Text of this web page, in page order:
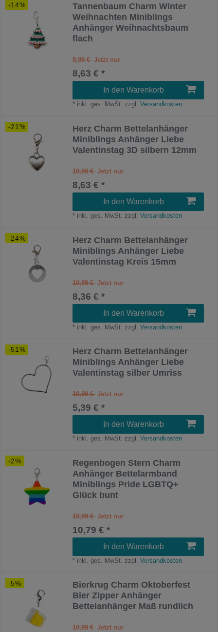
-14%
Tannenbaum Charm Winter
Weihnachten Miniblings
Anhänger Weihnachtsbaum
flach
9,99 €
8,63 € *
In den Warenkorb
* inkl. ges. MwSt. zzgl. Versandkosten
-21%
Herz Charm Bettelanhänger
Miniblings Anhänger Liebe
Valentinstag 3D silbern 12mm
10,99 €
8,63 € *
In den Warenkorb
* inkl. ges. MwSt. zzgl. Versandkosten
-24%
Herz Charm Bettelanhänger
Miniblings Anhänger Liebe
Valentinstag Kreis 15mm
10,99 €
8,36 € *
In den Warenkorb
* inkl. ges. MwSt. zzgl. Versandkosten
-51%
Herz Charm Bettelanhänger
Miniblings Anhänger Liebe
Valentinstag silber Umriss
10,99 €
5,39 € *
In den Warenkorb
* inkl. ges. MwSt. zzgl. Versandkosten
-2%
Regenbogen Stern Charm
Anhänger Bettelarmband
Miniblings Pride LGBTQ+
Glück bunt
10,99 €
10,79 € *
In den Warenkorb
* inkl. ges. MwSt. zzgl. Versandkosten
-5%
Bierkrug Charm Oktoberfest
Bier Zipper Anhänger
Bettelanhänger Maß rundlich
10,99 €